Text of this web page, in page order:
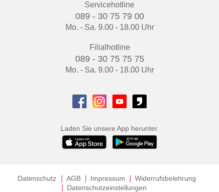
Servicehotline
089 - 30 75 79 00
Mo. - Sa. 9.00 - 18.00 Uhr
Filialhotline
089 - 30 75 75 75
Mo. - Sa. 9.00 - 18.00 Uhr
Laden Sie unsere App herunter.
Datenschutz AGB Impressum
Widerrufsbelehrung
Datenschutzeinstellungen